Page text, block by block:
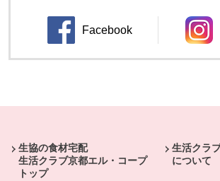
Facebook
別のウィンドウで開きま
生協の食材宅配
生活クラブ京都エル・コープ
トップ
生活クラ
について